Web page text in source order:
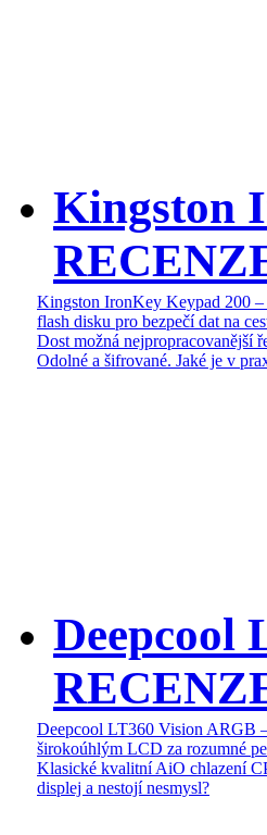
Kingston
Kingston IronKey Keypad 200
flash disku pro bezpečí dat na
Dost možná nejpropracovanější
Odolné a šifrované. Jaké je v
Deepcool
Deepcool LT360 Vision ARGB
širokoúhlým LCD za rozumné
Klasické kvalitní AiO chlazení
displej a nestojí nesmysl?